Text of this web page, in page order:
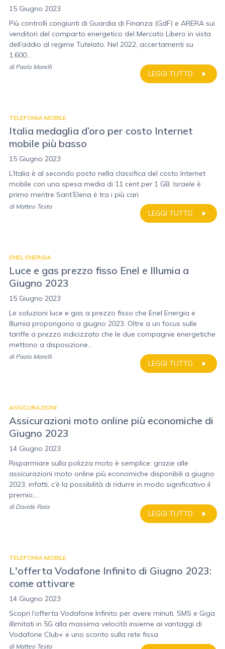
15 Giugno 2023
Più controlli congiunti di Guardia di Finanza (GdF) e ARERA sui
venditori del comparto energetico del Mercato Libero in vista
dell’addio al regime Tutelato. Nel 2022, accertamenti su
1.600...
LEGGI TUTTO
di Paolo Marelli
TELEFONIA MOBILE
Italia medaglia d’oro per costo Internet
mobile più basso
15 Giugno 2023
L’Italia è al secondo posto nella classifica del costo Internet
mobile con una spesa media di 11 cent per 1 GB. Israele è
primo mentre Sant’Elena è tra i più cari
LEGGI TUTTO
di Matteo Testa
ENEL ENERGIA
Luce e gas prezzo fisso Enel e Illumia a
Giugno 2023
15 Giugno 2023
Le soluzioni luce e gas a prezzo fisso che Enel Energia e
Illumia propongono a giugno 2023. Oltre a un focus sulle
tariffe a prezzo indicizzato che le due compagnie energetiche
mettono a disposizione...
LEGGI TUTTO
di Paolo Marelli
ASSICURAZIONI
Assicurazioni moto online più economiche di
Giugno 2023
14 Giugno 2023
Risparmiare sulla polizza moto è semplice: grazie alle
assicurazioni moto online più economiche disponibili a giugno
2023, infatti, c’è la possibilità di ridurre in modo significativo il
premio,...
LEGGI TUTTO
di Davide Raia
TELEFONIA MOBILE
L'offerta Vodafone Infinito di Giugno 2023:
come attivare
14 Giugno 2023
Scopri l’offerta Vodafone Infinito per avere minuti, SMS e Giga
illimitati in 5G alla massima velocità insieme ai vantaggi di
Vodafone Club+ e uno sconto sulla rete fissa
di Matteo Testa